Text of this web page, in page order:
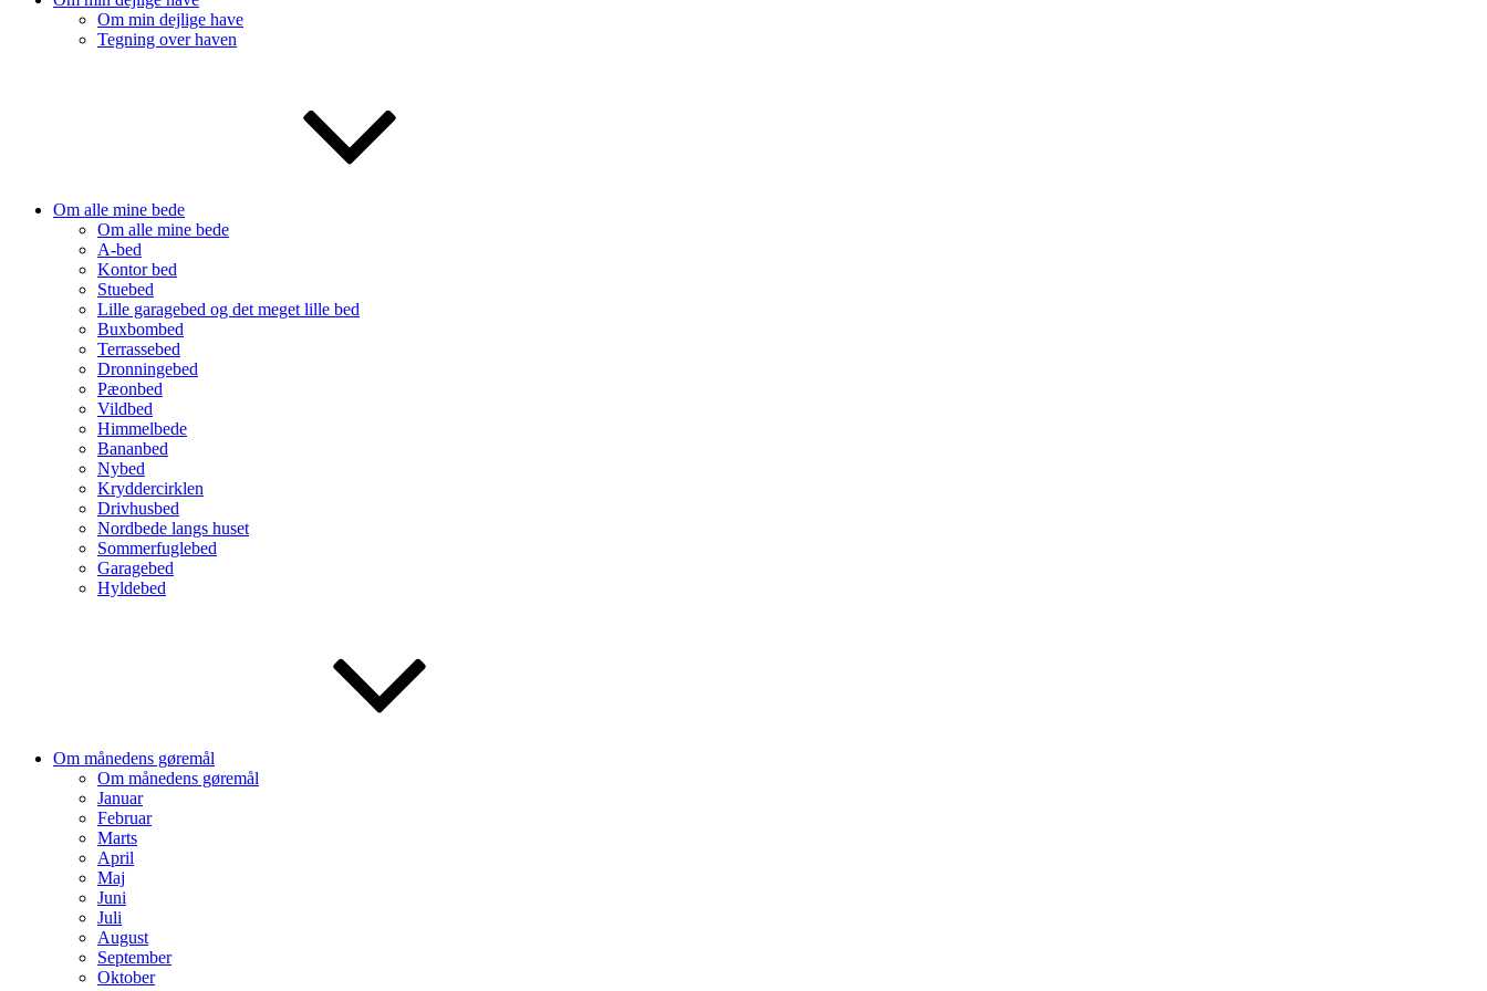
Om min dejlige have
Tegning over haven
Om alle mine bede
Om alle mine bede
A-bed
Kontor bed
Stuebed
Lille garagebed og det meget lille bed
Buxbombed
Terrassebed
Dronningebed
Pæonbed
Vildbed
Himmelbede
Bananbed
Nybed
Kryddercirklen
Drivhusbed
Nordbede langs huset
Sommerfuglebed
Garagebed
Hyldebed
Om månedens gøremål
Om månedens gøremål
Januar
Februar
Marts
April
Maj
Juni
Juli
August
September
Oktober